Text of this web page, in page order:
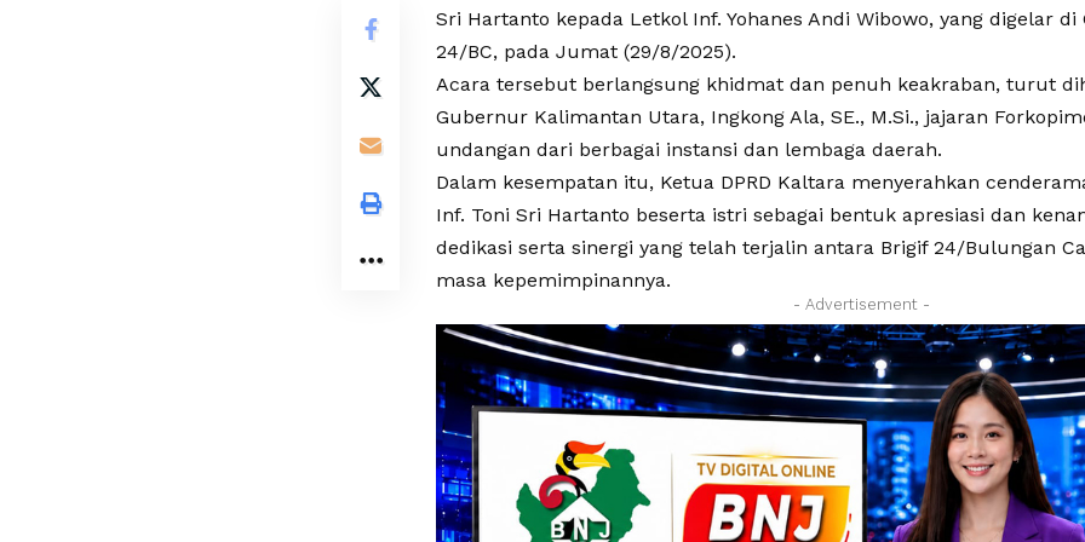
Sri Hartanto kepada Letkol Inf. Yohanes Andi Wibowo, yang digelar
24/BC, pada Jumat (29/8/2025).
Acara tersebut berlangsung khidmat dan penuh keakraban, turut
Gubernur Kalimantan Utara, Ingkong Ala, SE., M.Si., jajaran
undangan dari berbagai instansi dan lembaga daerah.
Dalam kesempatan itu, Ketua DPRD Kaltara menyerahkan
Inf. Toni Sri Hartanto beserta istri sebagai bentuk apresiasi dan
dedikasi serta sinergi yang telah terjalin antara Brigif 24/Bulungan
masa kepemimpinannya.
- Advertisement -